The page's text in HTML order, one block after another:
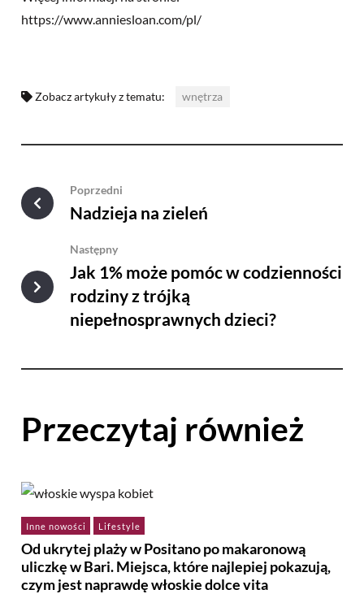
https://www.anniesloan.com/pl/
Zobacz artykuły z tematu: wnętrza
Poprzedni
Nadzieja na zieleń
Następny
Jak 1% może pomóc w codzienności
rodziny z trójką
niepełnosprawnych dzieci?
Przeczytaj również
Inne nowości Lifestyle
Od ukrytej plaży w Positano po makaronową
uliczkę w Bari. Miejsca, które najlepiej pokazują,
czym jest naprawdę włoskie dolce vita